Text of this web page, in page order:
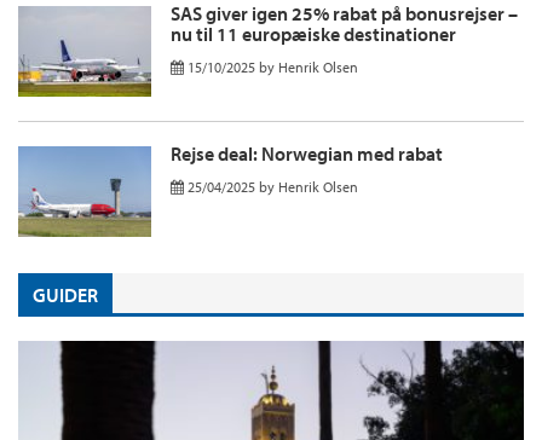
SAS giver igen 25% rabat på bonusrejser –
nu til 11 europæiske destinationer
15/10/2025 by Henrik Olsen
Rejse deal: Norwegian med rabat
25/04/2025 by Henrik Olsen
GUIDER